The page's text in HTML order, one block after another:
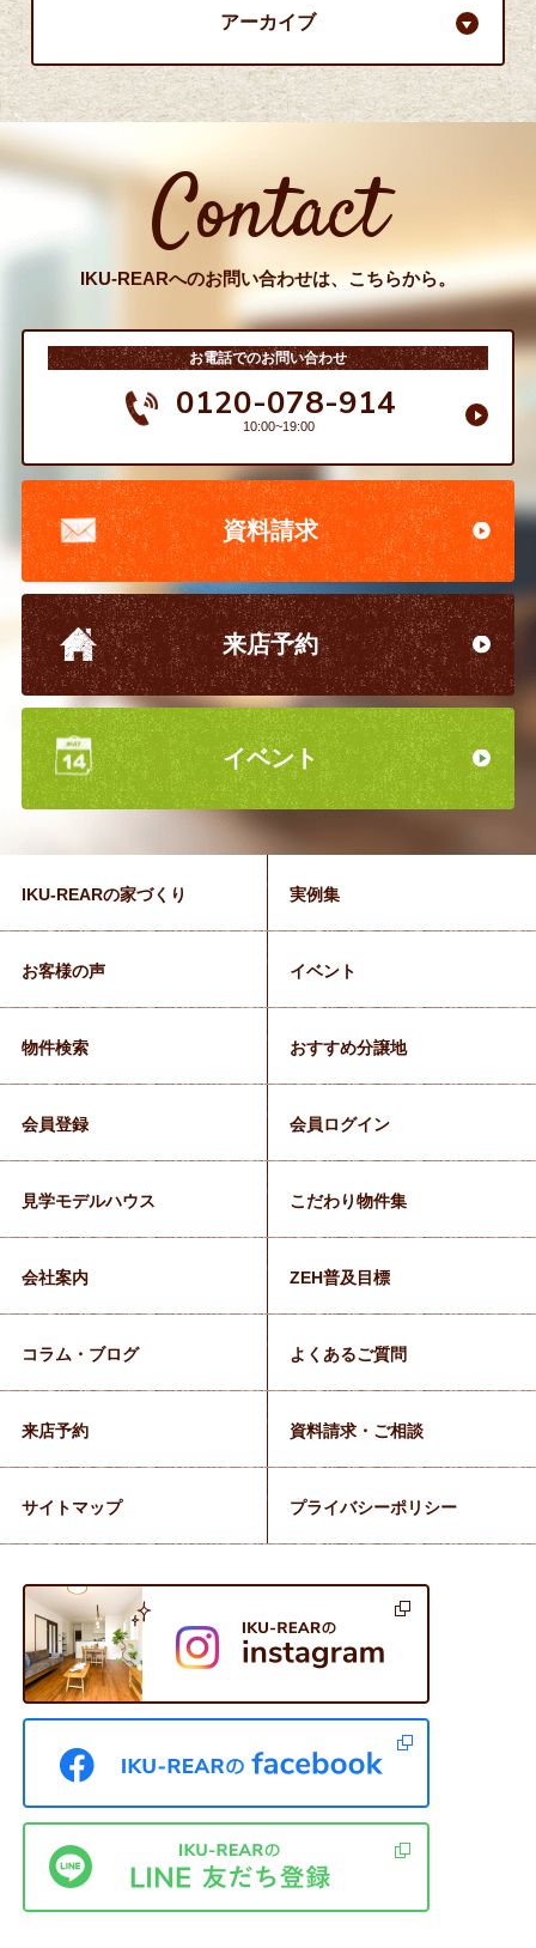
アーカイブ
Contact
IKU-REARへのお問い合わせは、こちらから。
お電話でのお問い合わせ
0120-078-914
10:00~19:00
資料請求
来店予約
イベント
IKU-REARの家づくり 実例集
お客様の声 イベント
物件検索 おすすめ分譲地
会員登録 会員ログイン
見学モデルハウス こだわり物件集
会社案内 ZEH普及目標
コラム・ブログ よくあるご質問
来店予約 資料請求・ご相談
サイトマップ プライバシーポリシー